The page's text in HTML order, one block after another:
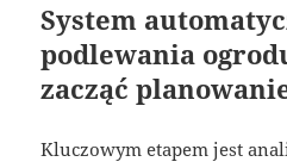
System
podlewania
zacząć
Kluczowym etapem jest